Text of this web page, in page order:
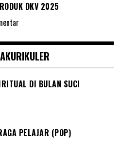
DKV 2025
DI BULAN SUCI
PELAJAR (POP)